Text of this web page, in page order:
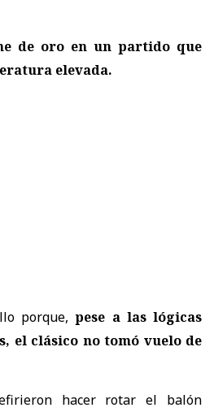
de oro en un partido que
elevada.
porque,pese a las lógicas
el clásico no tomó vuelo de
hacer rotar el balón